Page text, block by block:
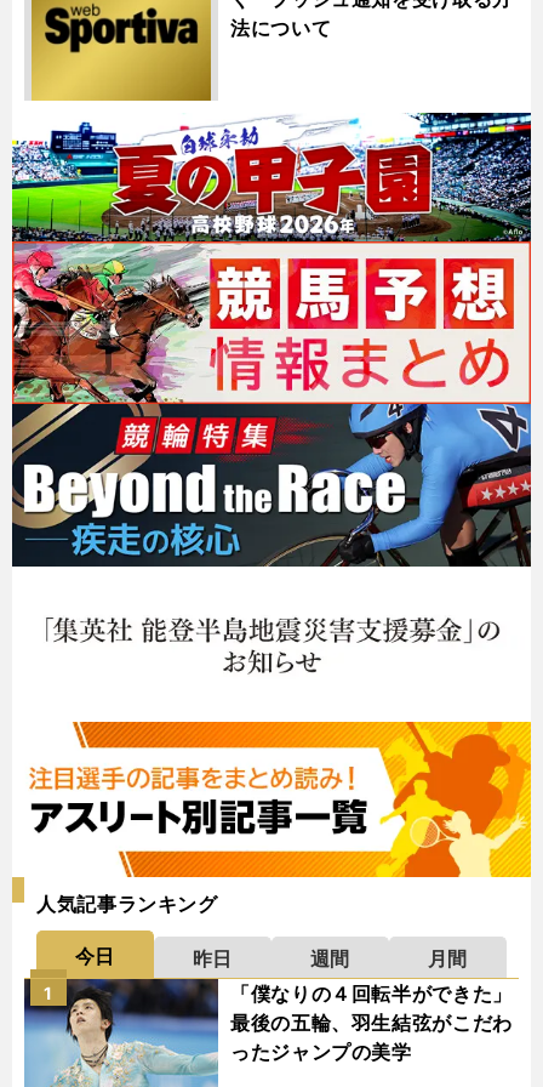
法について
人気記事ランキング
今日 昨日 週間
月間
「僕なりの４回転半ができた」
最後の五輪、羽生結弦がこだわ
ったジャンプの美学
1